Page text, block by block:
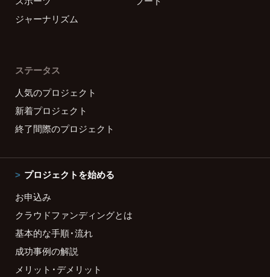
ジャーナリズム
ステータス
人気のプロジェクト
新着プロジェクト
終了間際のプロジェクト
プロジェクトを始める
お申込み
クラウドファンディングとは
基本的な手順・流れ
成功事例の解説
メリット・デメリット